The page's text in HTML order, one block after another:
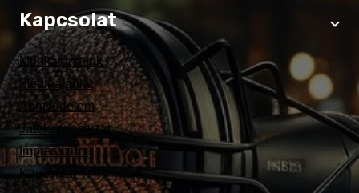
Kapcsolat
Munkatársaink
Médiaajánlat
Adatvédelem
Játékszabályzat
Impresszum
Kapcsolat